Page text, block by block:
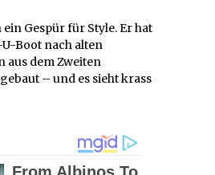
ein Gespür für Style. Er hat
Boot nach alten
aus dem Zweiten
– und es sieht krass